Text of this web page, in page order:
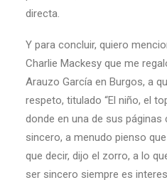
directa.
Y para concluir, quiero
Charlie Mackesy que me
Arauzo García en Burgos, a
respeto, titulado “El niño, el
donde en una de sus páginas
sincero, a menudo pienso
que decir, dijo el zorro, a lo
ser sincero siempre es